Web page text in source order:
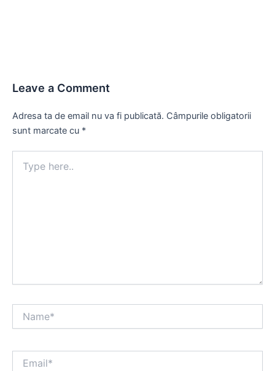
Leave a Comment
Adresa ta de email nu va fi publicată. Câmpurile obligatorii
sunt marcate cu *
here..